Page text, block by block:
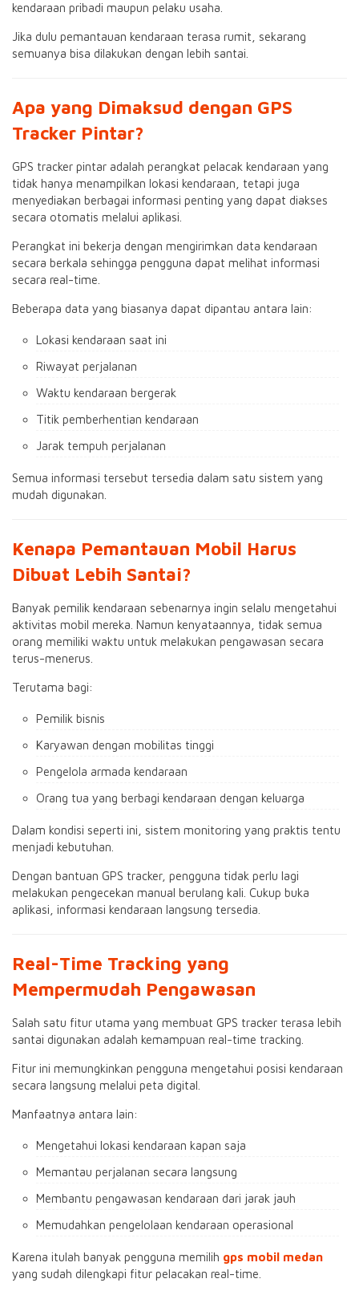
kendaraan pribadi maupun pelaku usaha.
Jika dulu pemantauan kendaraan terasa rumit, sekarang
semuanya bisa dilakukan dengan lebih santai.
Apa yang Dimaksud dengan GPS
Tracker Pintar?
GPS tracker pintar adalah perangkat pelacak kendaraan yang
tidak hanya menampilkan lokasi kendaraan, tetapi juga
menyediakan berbagai informasi penting yang dapat diakses
secara otomatis melalui aplikasi.
Perangkat ini bekerja dengan mengirimkan data kendaraan
secara berkala sehingga pengguna dapat melihat informasi
secara real-time.
Beberapa data yang biasanya dapat dipantau antara lain:
Lokasi kendaraan saat ini
Riwayat perjalanan
Waktu kendaraan bergerak
Titik pemberhentian kendaraan
Jarak tempuh perjalanan
Semua informasi tersebut tersedia dalam satu sistem yang
mudah digunakan.
Kenapa Pemantauan Mobil Harus
Dibuat Lebih Santai?
Banyak pemilik kendaraan sebenarnya ingin selalu mengetahui
aktivitas mobil mereka. Namun kenyataannya, tidak semua
orang memiliki waktu untuk melakukan pengawasan secara
terus-menerus.
Terutama bagi:
Pemilik bisnis
Karyawan dengan mobilitas tinggi
Pengelola armada kendaraan
Orang tua yang berbagi kendaraan dengan keluarga
Dalam kondisi seperti ini, sistem monitoring yang praktis tentu
menjadi kebutuhan.
Dengan bantuan GPS tracker, pengguna tidak perlu lagi
melakukan pengecekan manual berulang kali. Cukup buka
aplikasi, informasi kendaraan langsung tersedia.
Real-Time Tracking yang
Mempermudah Pengawasan
Salah satu fitur utama yang membuat GPS tracker terasa lebih
santai digunakan adalah kemampuan real-time tracking.
Fitur ini memungkinkan pengguna mengetahui posisi kendaraan
secara langsung melalui peta digital.
Manfaatnya antara lain:
Mengetahui lokasi kendaraan kapan saja
Memantau perjalanan secara langsung
Membantu pengawasan kendaraan dari jarak jauh
Memudahkan pengelolaan kendaraan operasional
Karena itulah banyak pengguna memilih gps mobil medan
yang sudah dilengkapi fitur pelacakan real-time.